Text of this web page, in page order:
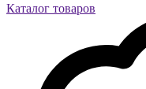
Каталог товаров